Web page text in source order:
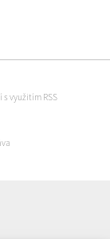
využitím RSS